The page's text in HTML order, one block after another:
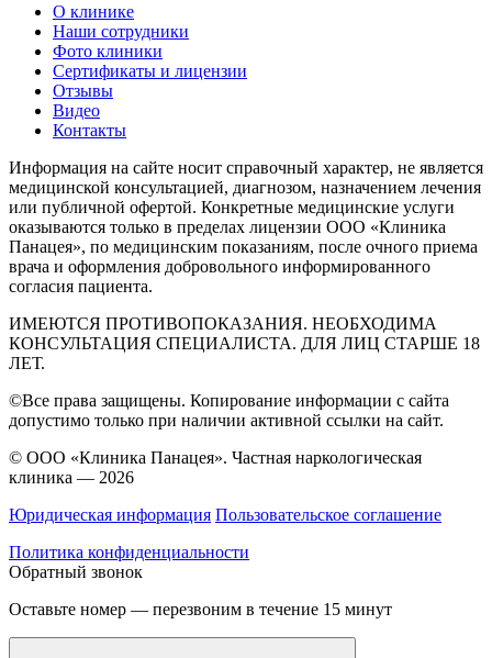
О клинике
Наши сотрудники
Фото клиники
Сертификаты и лицензии
Отзывы
Видео
Контакты
Информация на сайте носит справочный характер, не является
медицинской консультацией, диагнозом, назначением лечения
или публичной офертой. Конкретные медицинские услуги
оказываются только в пределах лицензии ООО «Клиника
Панацея», по медицинским показаниям, после очного приема
врача и оформления добровольного информированного
согласия пациента.
ИМЕЮТСЯ ПРОТИВОПОКАЗАНИЯ. НЕОБХОДИМА
КОНСУЛЬТАЦИЯ СПЕЦИАЛИСТА. ДЛЯ ЛИЦ СТАРШЕ 18
ЛЕТ.
©Все права защищены. Копирование информации с сайта
допустимо только при наличии активной ссылки на сайт.
© ООО «Клиника Панацея». Частная наркологическая
клиника — 2026
Юридическая информация Пользовательское соглашение
Политика конфиденциальности
Обратный звонок
Оставьте номер — перезвоним в течение 15 минут